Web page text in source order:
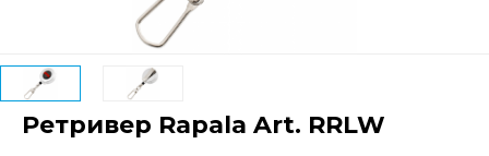
Ретривер Rapala Art. RRLW